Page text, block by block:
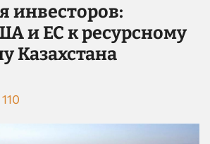
инвесторов:
и ЕС к ресурсному
Казахстана
110